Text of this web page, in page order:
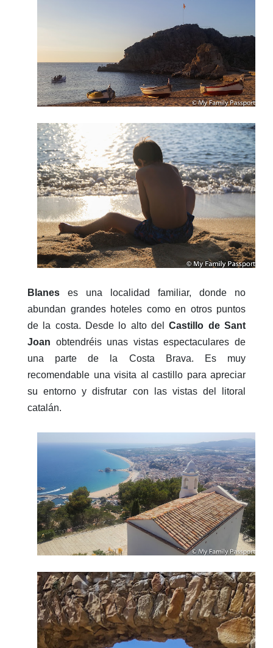
Blanes es una localidad familiar, donde no
abundan grandes hoteles como en otros puntos
de la costa. Desde lo alto delCastillo de Sant
Joan obtendréis unas vistas espectaculares de
una parte de la Costa Brava. Es muy
recomendable una visita al castillo para apreciar
su entorno y disfrutar con las vistas del litoral
catalán.